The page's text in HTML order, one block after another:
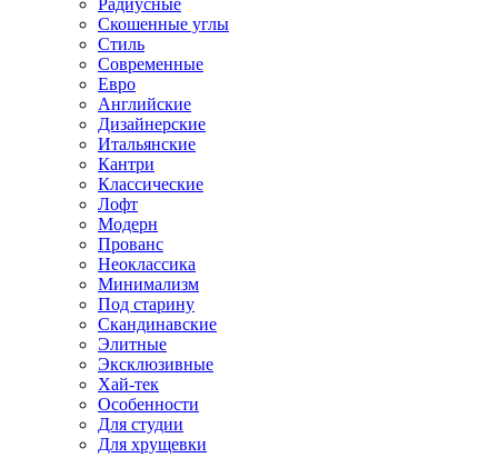
Радиусные
Скошенные углы
Стиль
Современные
Евро
Английские
Дизайнерские
Итальянские
Кантри
Классические
Лофт
Модерн
Прованс
Неоклассика
Минимализм
Под старину
Скандинавские
Элитные
Эксклюзивные
Хай-тек
Особенности
Для студии
Для хрущевки